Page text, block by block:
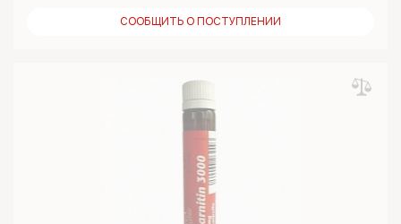
СООБЩИТЬ О ПОСТУПЛЕНИИ